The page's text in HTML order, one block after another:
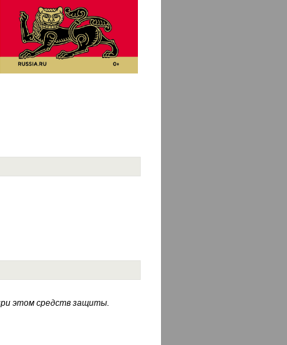
этом средств защиты.